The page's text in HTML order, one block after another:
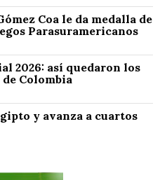
Coa le da medalla de
Parasuramericanos
2026: así quedaron los
Colombia
y avanza a cuartos